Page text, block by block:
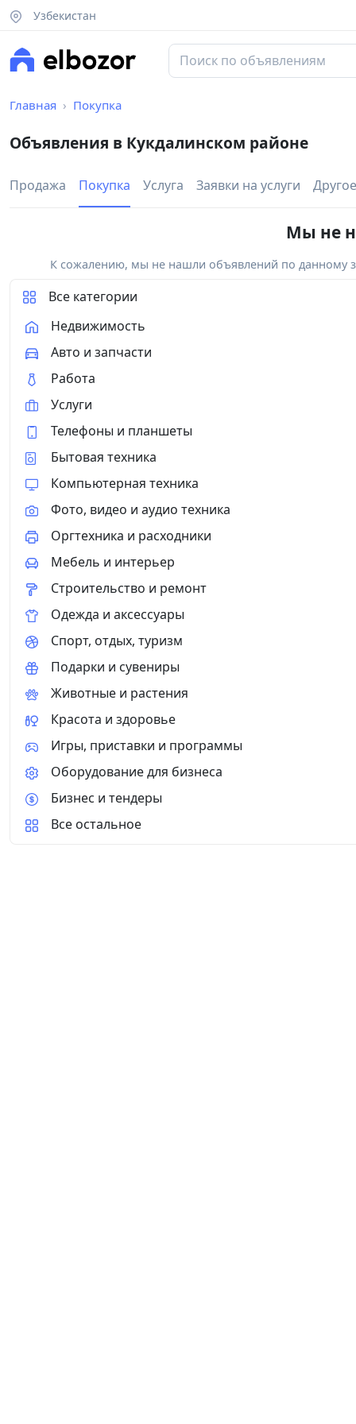
Узбекистан
Главная Покупка
Объявления в Кукдалинском районе
Продажа Покупка Услуга Заявки на услуги Другое
Мы не
К сожалению, мы не нашли объявлений по данному
Все категории
Недвижимость
Авто и запчасти
Работа
Услуги
Телефоны и планшеты
Бытовая техника
Компьютерная техника
Фото, видео и аудио техника
Оргтехника и расходники
Мебель и интерьер
Строительство и ремонт
Одежда и аксессуары
Спорт, отдых, туризм
Подарки и сувениры
Животные и растения
Красота и здоровье
Игры, приставки и программы
Оборудование для бизнеса
Бизнес и тендеры
Все остальное